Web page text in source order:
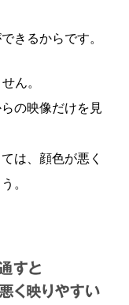
きるからです。
ん。
の映像だけを見
は、顔色が悪く
。